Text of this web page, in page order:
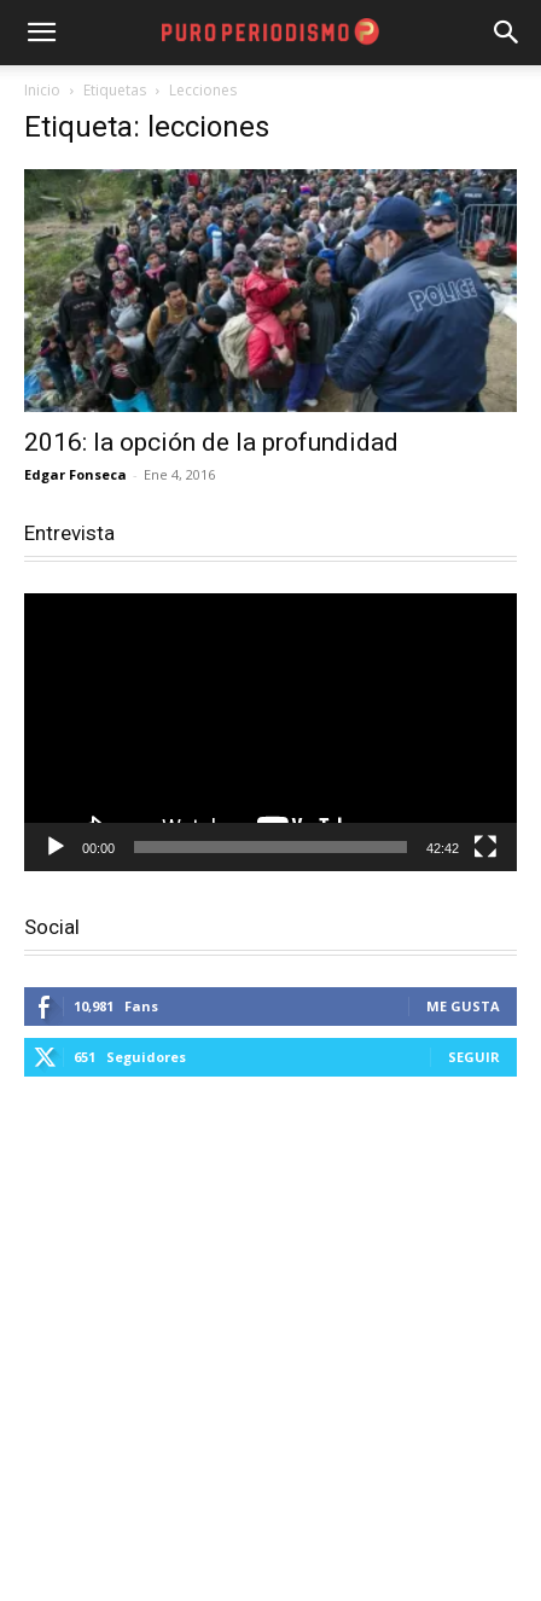
Inicio Etiquetas Lecciones
Etiqueta: lecciones
2016: la opción de la profundidad
Edgar Fonseca - Ene 4, 2016
Entrevista
00:00 42:42
Social
10,981 Fans ME GUSTA
651 Seguidores SEGUIR